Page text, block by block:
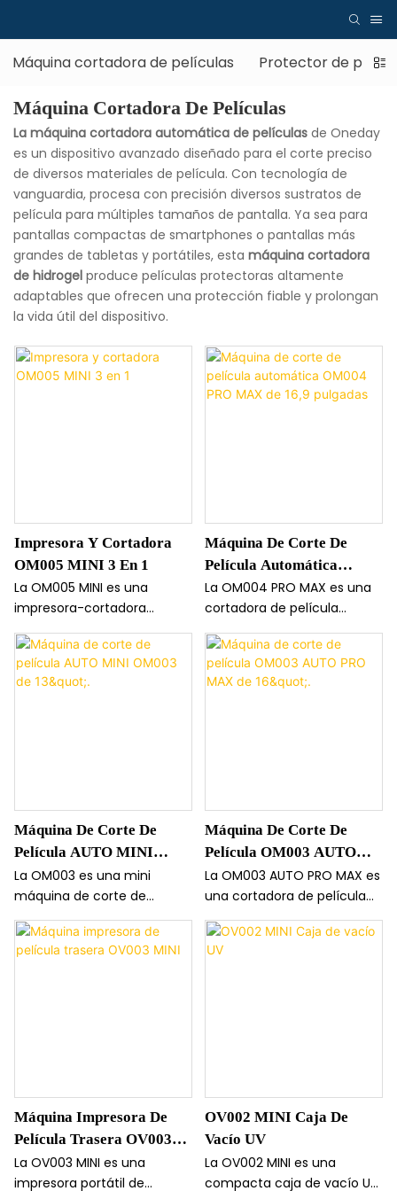
Máquina cortadora de películas Protector de
Máquina Cortadora De Películas
La máquina cortadora automática de películas de Oneday
es un dispositivo avanzado diseñado para el corte preciso
de diversos materiales de película. Con tecnología de
vanguardia, procesa con precisión diversos sustratos de
película para múltiples tamaños de pantalla. Ya sea para
pantallas compactas de smartphones o pantallas más
grandes de tabletas y portátiles, esta máquina cortadora
de hidrogel produce películas protectoras altamente
adaptables que ofrecen una protección fiable y prolongan
la vida útil del dispositivo.
Impresora Y Cortadora
OM005 MINI 3 En 1
La OM005 MINI es una
impresora-cortadora
compacta 3 en 1 diseñada
para usar con películas
frontales y traseras. Con un
tamaño máximo de corte
Máquina De Corte De
Película Automática
OM004 PRO MAX De 16,9
Pulgadas
La OM004 PRO MAX es una
cortadora de película
automática de gran
formato que admite hasta
16,9 pulgadas, ideal para
portátiles y dispositivos más
Máquina De Corte De
Película AUTO MINI
OM003 De 13".
La OM003 es una mini
máquina de corte de
película con identificación
automática de material y
tecnología de ajuste
multilingüe para obtener
resultados profesionales.
Máquina De Corte De
Película OM003 AUTO
PRO MAX De 16".
La OM003 AUTO PRO MAX es
una cortadora de película
de 16 pulgadas con
identificación automática
del material y ajuste
500 mm/s y soporte
multilingüe.
Máquina Impresora De
Película Trasera OV003
MINI
La OV003 MINI es una
impresora portátil de
OV002 MINI Caja De
Vacío UV
La OV002 MINI es una
compacta caja de vacío UV